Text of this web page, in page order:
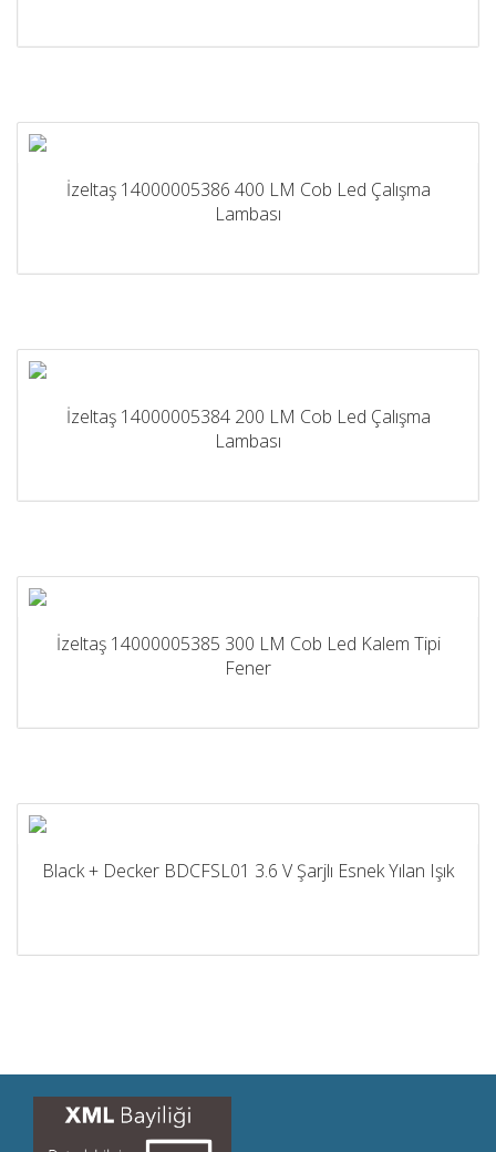
İzeltaş 14000005386 400 LM Cob Led Çalışma
Lambası
İzeltaş 14000005384 200 LM Cob Led Çalışma
Lambası
İzeltaş 14000005385 300 LM Cob Led Kalem Tipi
Fener
Black + Decker BDCFSL01 3.6 V Şarjlı Esnek Yılan Işık